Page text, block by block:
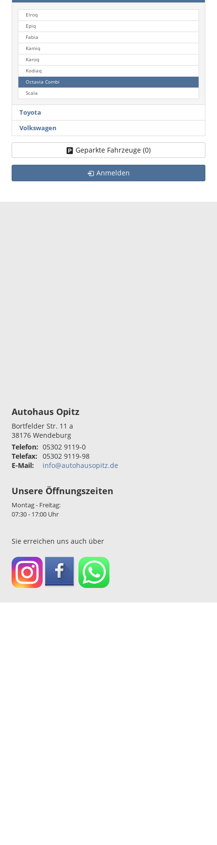
Elroq
Epiq
Fabia
Kamiq
Karoq
Kodiaq
Octavia Combi
Scala
Toyota
Volkswagen
Geparkte Fahrzeuge (0)
Anmelden
Autohaus Opitz
Bortfelder Str. 11 a
38176 Wendeburg
Telefon: 05302 9119-0
Telefax:
05302 9119-98
E-Mail:
info@autohausopitz.de
Unsere Öffnungszeiten
Montag - Freitag:
07:30 - 17:00 Uhr
Sie erreichen uns auch über